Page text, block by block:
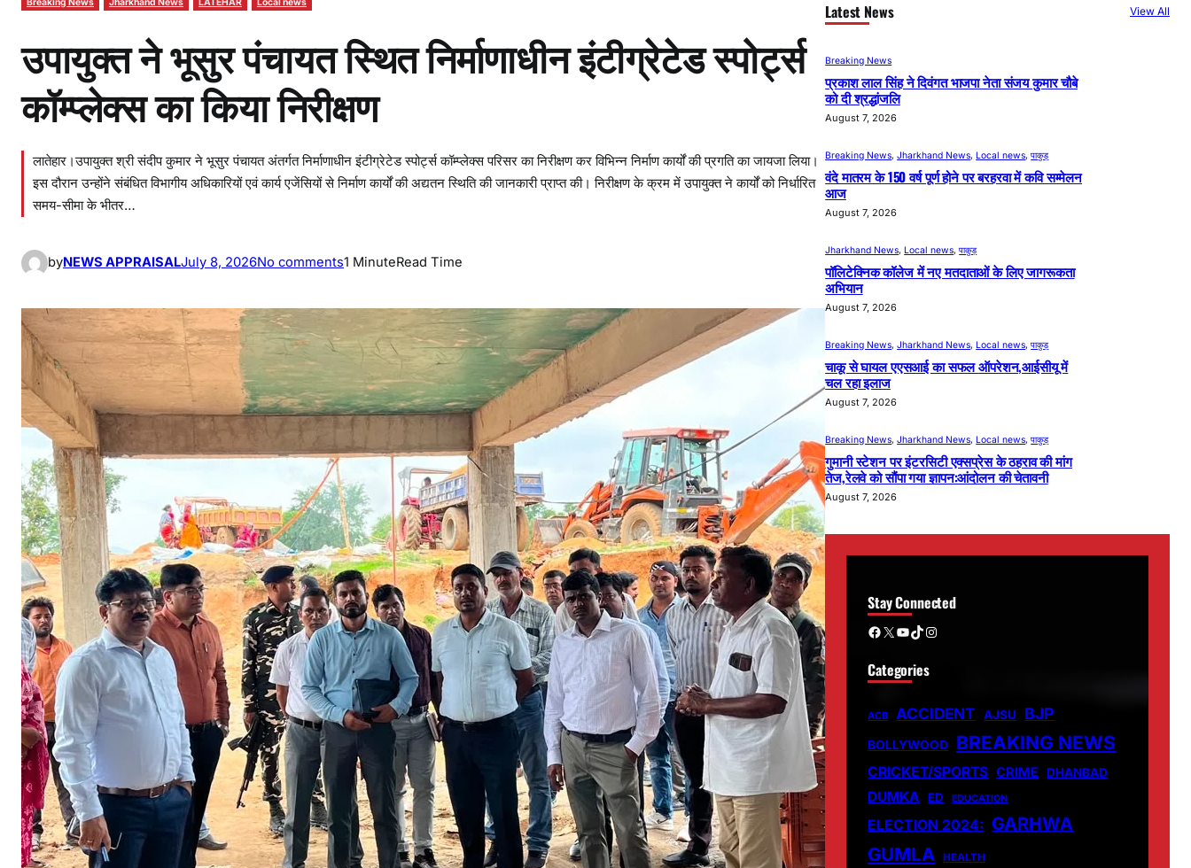
Breaking News Jharkhand News LATEHAR Local news
उपायुक्त ने भूसुर पंचायत स्थित निर्माणाधीन इंटीग्रेटेड स्पोर्ट्स
कॉम्प्लेक्स का किया निरीक्षण
लातेहार।उपायुक्त श्री संदीप कुमार ने भूसुर पंचायत अंतर्गत निर्माणाधीन इंटीग्रेटेड स्पोर्ट्स कॉम्प्लेक्स परिसर का निरीक्षण कर विभिन्न निर्माण कार्यों की प्रगति का जायजा लिया।
इस दौरान उन्होंने संबंधित विभागीय अधिकारियों एवं कार्य एजेंसियों से निर्माण कार्यों की अद्यतन स्थिति की जानकारी प्राप्त की। निरीक्षण के क्रम में उपायुक्त ने कार्यों को निर्धारित
समय-सीमा के भीतर…
byNEWS APPRAISALJuly 8, 2026No commentso
उ
यु
ने
भू
र
पं
चा
य
त
स्थि
त
नि
र्मा
णा
धी
न
इं
टी
ग्रे
ड
स्पो
र्ट्स
1 MinuteRead Time
Latest News View All
Breaking News
प्रकाश लाल सिंह ने दिवंगत भाजपा नेता संजय कुमार चौबे
को दी श्रद्धांजलि
August 7, 2026
Breaking News, Jharkhand News, Local news, पाकुड़
वंदे मातरम के 150 वर्ष पूर्ण होने पर बरहरवा में कवि सम्मेलन
आज
August 7, 2026
Jharkhand News, Local news, पाकुड़
पॉलिटेक्निक कॉलेज में नए मतदाताओं के लिए जागरूकता
अभियान
August 7, 2026
Breaking News, Jharkhand News, Local news, पाकुड़
चाकू से घायल एएसआई का सफल ऑपरेशन,आईसीयू में
चल रहा इलाज
August 7, 2026
Breaking News, Jharkhand News, Local news, पाकुड़
गुमानी स्टेशन पर इंटरसिटी एक्सप्रेस के ठहराव की मांग
तेज,रेलवे को सौंपा गया ज्ञापन:आंदोलन की चेतावनी
August 7, 2026
Stay Connected
Facebook X YouTube TikTok Instagram
Categories
ACB ACCIDENT AJSU BJP
BOLLYWOOD BREAKING NEWS
CRICKET/SPORTS CRIME DHANBAD
DUMKA ED EDUCATION
ELECTION 2024: GARHWA
GUMLA HEALTH